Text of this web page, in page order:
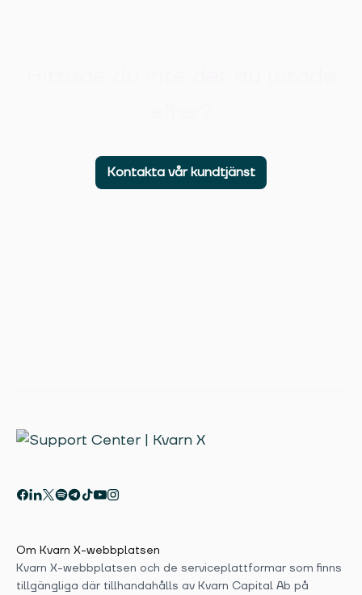
Kontakta vår kundtjänst
Om Kvarn X-webbplatsen
Kvarn X-webbplatsen och de serviceplattformar som finns
tillgängliga där tillhandahålls av Kvarn Capital Ab på